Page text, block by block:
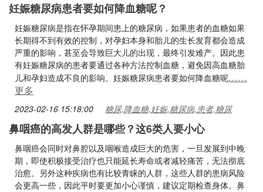
妊娠糖尿病患者要如何降血糖呢？
妊娠糖尿病是指在怀孕期间患上的糖尿病，如果患者的血糖如果
长期得不到有效的控制，对孕妇本身和胎儿的生长发育都会造成
严重的影响，甚至会导致巨大儿的出现，最终引发难产。因此患
有妊娠糖尿病的患者要通过各种方法控制血糖，避免因高血糖胎
儿和孕妇造成不良的影响。妊娠糖尿病患者要如何降血糖呢……
更多
2023-02-16 15:18:00 糖尿,降血糖,妊娠,糖尿病,患者,糖尿
鼻咽癌的高发人群是哪些？这6类人要小心
鼻咽癌会同时对鼻腔以及咽喉造成巨大的危害，一旦发展到中晚
期，即使积极接受治疗也只能延长寿命或者减轻痛苦，无法彻底
治愈。另外这种疾病也有比较青睐的人群，这些人群的患病风险
会更高一些，因此平时要更加小心谨慎，建议定期检查身体。鼻